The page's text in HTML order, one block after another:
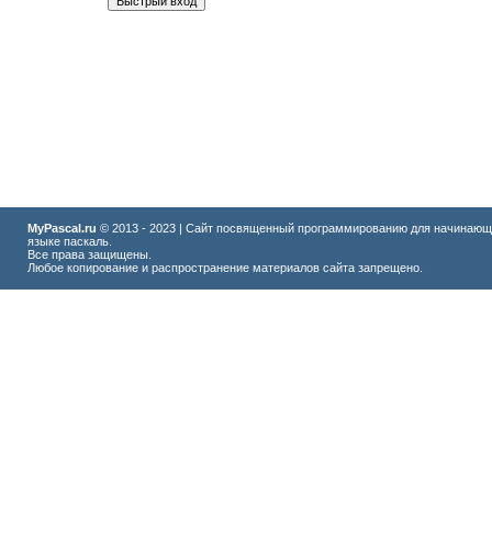
MyPascal.ru © 2013 - 2023 | Сайт посвященный программированию для
языке паскаль.
Все права защищены.
Любое копирование и распространение материалов сайта запрещено.